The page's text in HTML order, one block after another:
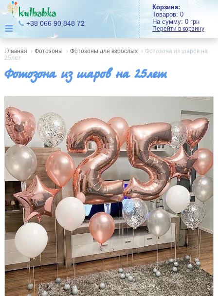
≡ +38 066 90 848 72
Корзина:
Товаров: 0
На сумму: 0 грн
Перейти в корзину
Главная › Фотозоны › Фотозоны для взрослых › Фотозона из шаров на
25лет
Фотозона из шаров на 25лет